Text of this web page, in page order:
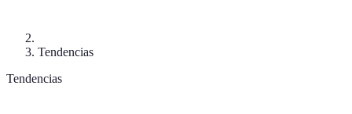
Tendencias
Tendencias